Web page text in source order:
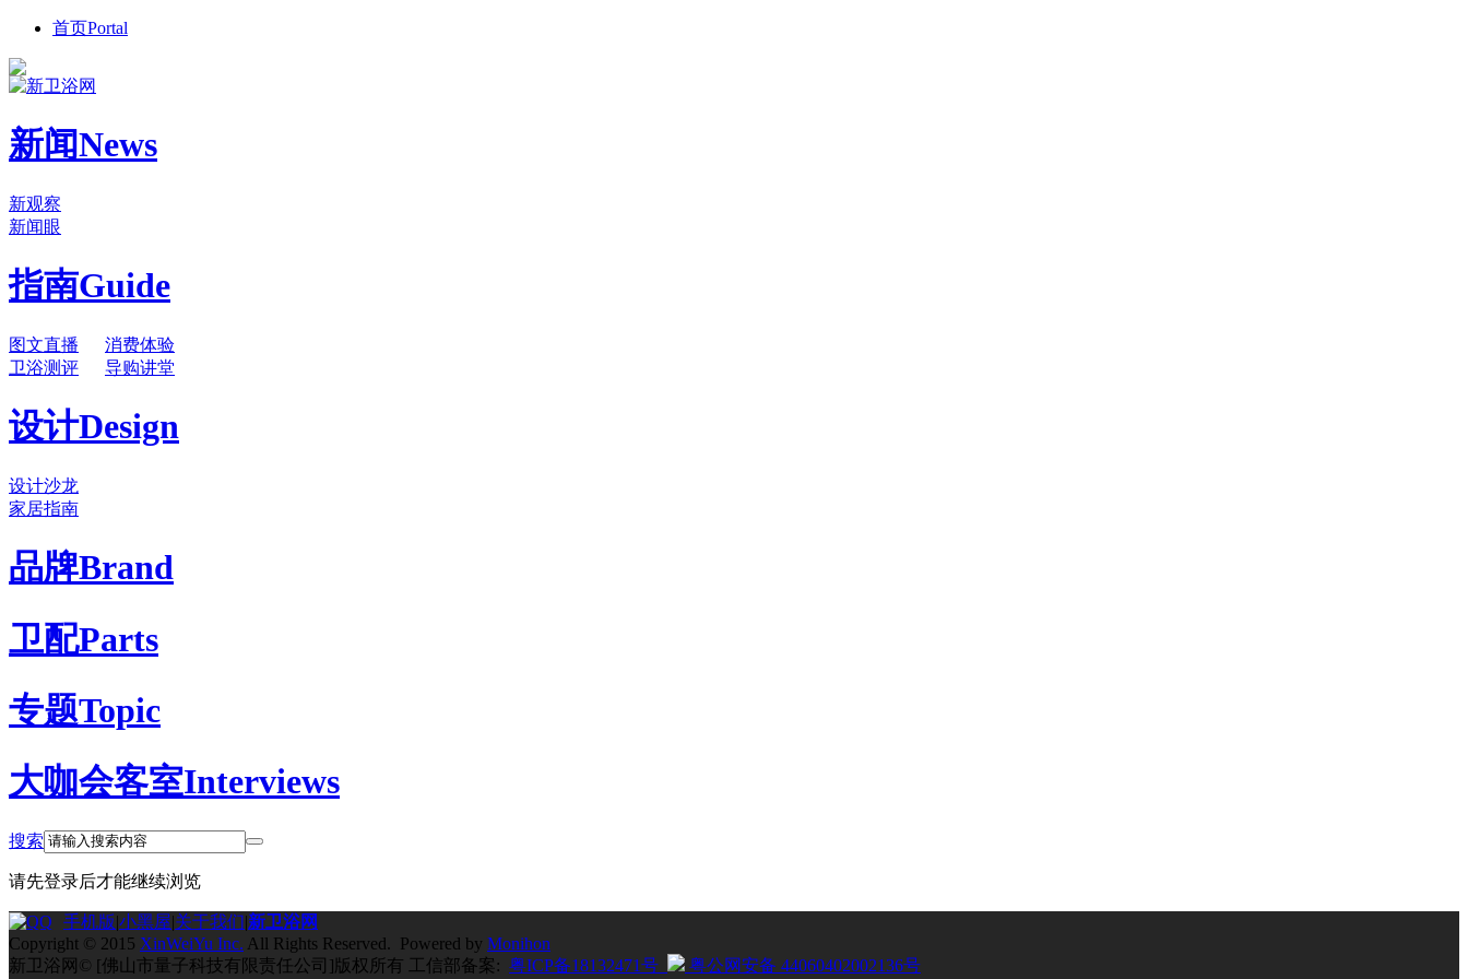
首页Portal
新闻News
新观察
新闻眼
指南Guide
图文直播
消费体验
卫浴测评
导购讲堂
设计Design
设计沙龙
家居指南
品牌Brand
卫配Parts
专题Topic
大咖会客室Interviews
搜索
请先登录后才能继续浏览
手机版|小黑屋|关于我们|新卫浴网
Copyright © 2015 XinWeiYu Inc. All Rights Reserved. Powered by Monihon
新卫浴网© [佛山市量子科技有限责任公司]版权所有 工信部备案: 粤ICP备18132471号
粤公网安备 44060402002136号